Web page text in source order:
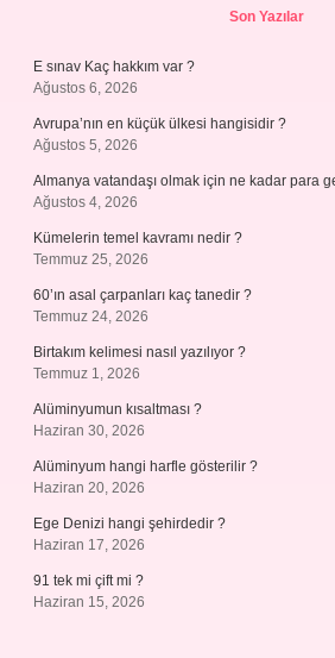
Son Yazılar
E sınav Kaç hakkım var ?
Ağustos 6, 2026
Avrupa’nın en küçük ülkesi hangisidir ?
Ağustos 5, 2026
Almanya vatandaşı olmak için ne kadar para
Ağustos 4, 2026
Kümelerin temel kavramı nedir ?
Temmuz 25, 2026
60’ın asal çarpanları kaç tanedir ?
Temmuz 24, 2026
Birtakım kelimesi nasıl yazılıyor ?
Temmuz 1, 2026
Alüminyumun kısaltması ?
Haziran 30, 2026
Alüminyum hangi harfle gösterilir ?
Haziran 20, 2026
Ege Denizi hangi şehirdedir ?
Haziran 17, 2026
91 tek mi çift mi ?
Haziran 15, 2026